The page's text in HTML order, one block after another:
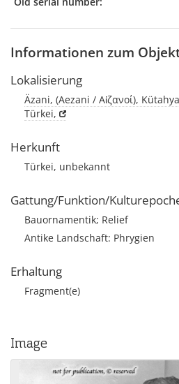
Informationen zum
Lokalisierung
Äzani, (Aezani / Αἰζανοί),
Türkei,
Herkunft
Türkei, unbekannt
Gattung/Funktion/
Bauornamentik; Relief
Antike Landschaft: Phrygien
Erhaltung
Fragment(e)
Image